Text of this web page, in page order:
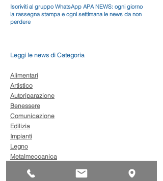
Iscriviti al gruppo WhatsApp APA NEWS: ogni giorno
la rassegna stampa e ogni settimana le news da non
perdere
Leggi le news di Categoria
Alimentari
Artistico
Autoriparazione
Benessere
Comunicazione
Edilizia
Impianti
Legno
Metalmeccanica
Trasporto